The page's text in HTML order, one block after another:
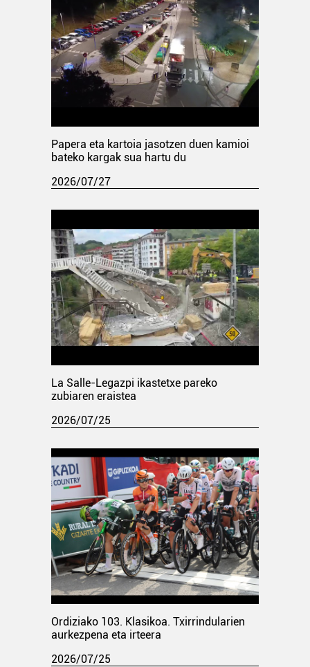
Papera eta kartoia jasotzen duen kamioi
bateko kargak sua hartu du
2026/07/27
La Salle-Legazpi ikastetxe pareko
zubiaren eraistea
2026/07/25
Ordiziako 103. Klasikoa. Txirrindularien
aurkezpena eta irteera
2026/07/25